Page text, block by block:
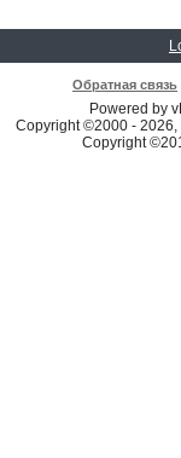
Обратная связь
Powered by
Copyright ©2000 -
Copyright